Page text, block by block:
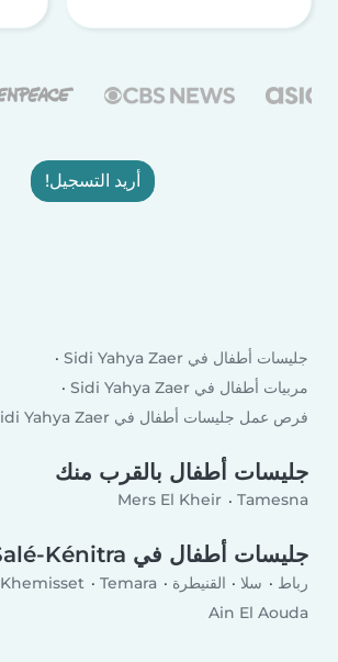
أريد التسجيل!
جليسات أطفال في Sidi Yahya Zaer
مربيات أطفال في Sidi Yahya Zaer
فرص عمل جليسات أطفال في Sidi Yahya Zaer
جليسات أطفال بالقرب منك
Tamesna
Mers El Kheir
جليسات أطفال في Rabat-Salé-Kénitra
رباط سلا القنيطرة Temara
Khemisset
Ain El Aouda